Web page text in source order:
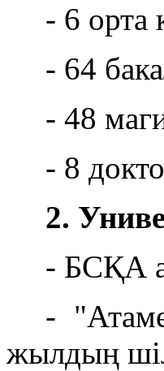
- 6 орта
- 64
- 48
- 8
2.
- БСҚА
-
жылдың